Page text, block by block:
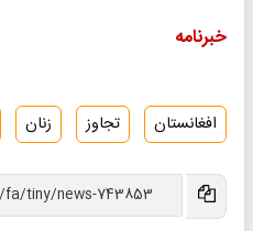
خبرنامه
افغانستان تجاوز زنان